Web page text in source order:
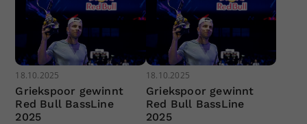
18.10.2025
Griekspoor gewinnt
Red Bull BassLine
2025
18.10.2025
Griekspoor gewinnt
Red Bull BassLine
2025